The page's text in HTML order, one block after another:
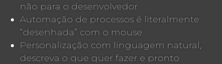
não para o desenvolvedor
Automação de processos é literalmente
“desenhada” com o mouse
Personalização com linguagem natural,
descreva o que quer fazer e pronto